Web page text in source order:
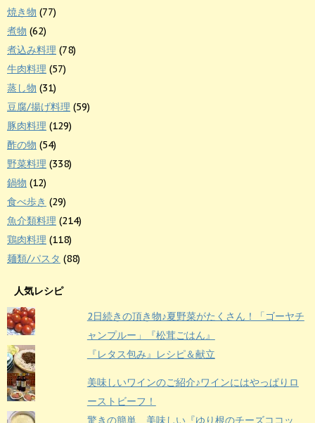
焼き物 (77)
煮物 (62)
煮込み料理 (78)
牛肉料理 (57)
蒸し物 (31)
豆腐/揚げ料理 (59)
豚肉料理 (129)
酢の物 (54)
野菜料理 (338)
鍋物 (12)
食べ歩き (29)
魚介類料理 (214)
鶏肉料理 (118)
麺類/パスタ (88)
人気レシピ
2日続きの頂き物♪夏野菜がたくさん！「ゴーヤチ
ャンプルー」『松茸ごはん』
『レタス包み』レシピ＆献立
美味しいワインのご紹介♪ワインにはやっぱりロ
ーストビーフ！
驚きの簡単、美味しい『ゆり根のチーズココッ